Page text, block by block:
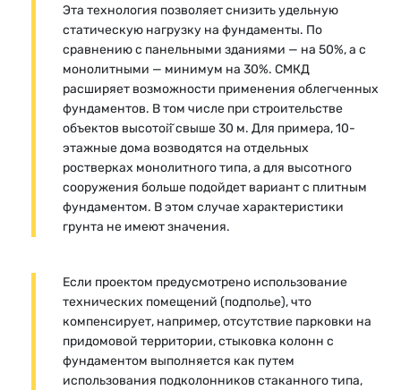
Эта технология позволяет снизить удельную
статическую нагрузку на фундаменты. По
сравнению с панельными зданиями — на 50%, а с
монолитными — минимум на 30%. СМКД
расширяет возможности применения облегченных
фундаментов. В том числе при строительстве
объектов высотой̆ свыше 30 м. Для примера, 10-
этажные дома возводятся на отдельных
ростверках монолитного типа, а для высотного
сооружения больше подойдет вариант с плитным
фундаментом. В этом случае характеристики
грунта не имеют значения.
Если проектом предусмотрено использование
технических помещений (подполье), что
компенсирует, например, отсутствие парковки на
придомовой территории, стыковка колонн с
фундаментом выполняется как путем
использования подколонников стаканного типа,